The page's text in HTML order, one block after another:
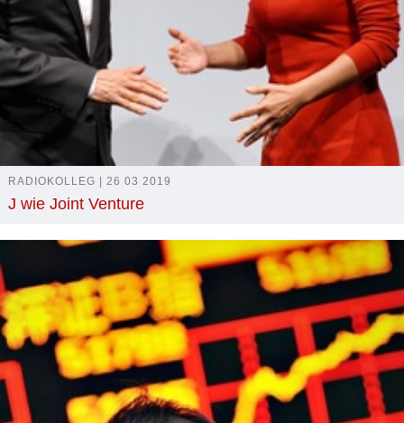
RADIOKOLLEG | 26 03 2019
J wie Joint Venture